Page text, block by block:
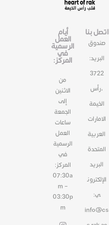
اتصل بنا
صندوق
البريد:
3722
،رأس
الخيمة
الامارات
العربية
المتحدة
البريد
الإلكترون
ي:
info@cs
أيام
العمل
الرسمية
في
المركز:
من
الاثنين
إلى
الجمعة
ساعات
العمل
الرسمية
في
المركز:
07:30a
m –
03:30p
m